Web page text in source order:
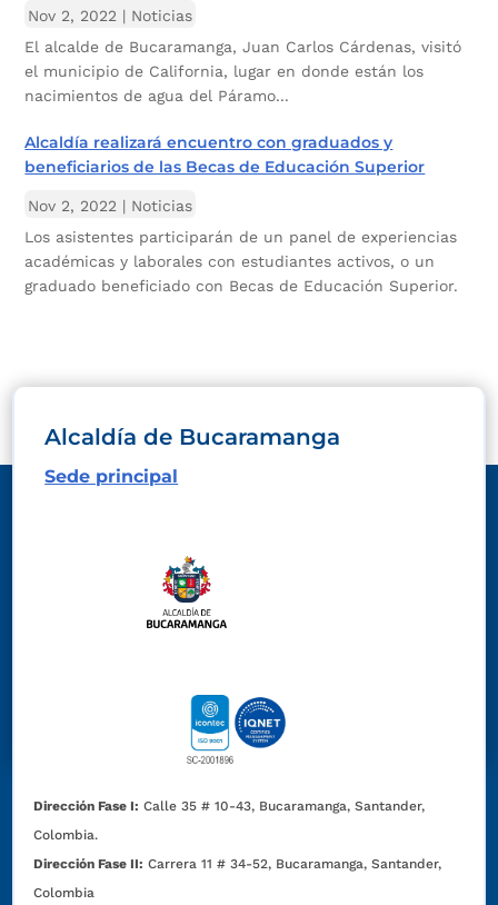
Nov 2, 2022 | Noticias
El alcalde de Bucaramanga, Juan Carlos Cárdenas, visitó
el municipio de California, lugar en donde están los
nacimientos de agua del Páramo...
Alcaldía realizará encuentro con graduados y
beneficiarios de las Becas de Educación Superior
Nov 2, 2022 | Noticias
Los asistentes participarán de un panel de experiencias
académicas y laborales con estudiantes activos, o un
graduado beneficiado con Becas de Educación Superior.
Alcaldía de Bucaramanga
Sede principal
Dirección Fase I: Calle 35 # 10-43, Bucaramanga, Santander,
Colombia.
Dirección Fase II: Carrera 11 # 34-52, Bucaramanga, Santander,
Colombia